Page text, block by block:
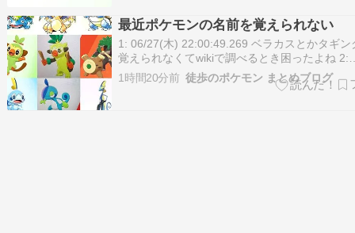
最近ポケモンの名前を覚えられない
1: 06/27(木) 22:00:49.269 ベラカスとかタギン
覚えられなくてwikiで調べるとき困ったよね 2:
06/27(木) 22:04:44.652 剣盾から名前覚えられ
が増えた 続きを読む
1時間20分前 徒歩のポケモン まとめブログ